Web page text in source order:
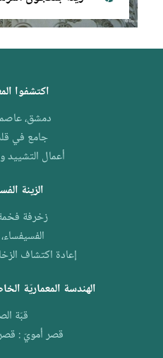
اكتشفوا
دمشق،
جامع في
أعمال التشييد
الزينة
زخرفة
إعادة اكتشاف
الهندسة المعماريّة
قبّة
قصر أمويّ : قصر